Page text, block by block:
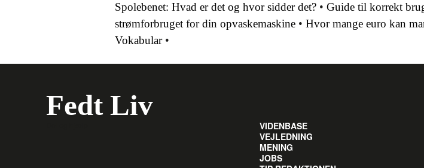
Spolebenet: Hvad er det og hvor sidder det? • Guide til korrekt
strømforbruget for din opvaskemaskine • Hvor mange euro kan
Vokabular•
Fedt Liv
VIDENBASE
VEJLEDNING
MENING
JOBS